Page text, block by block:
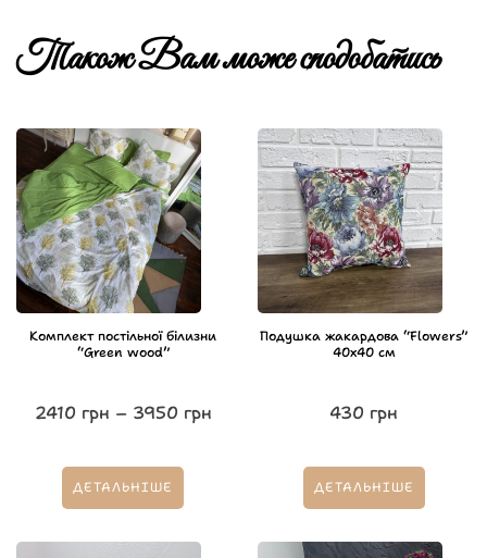
Також Вам може сподобатись
Комплект постільної білизни
“Green wood”
2410 грн – 3950 грн
ДЕТАЛЬНІШЕ
Подушка жакардова “Flowers”
40х40 см
430 грн
ДЕТАЛЬНІШЕ